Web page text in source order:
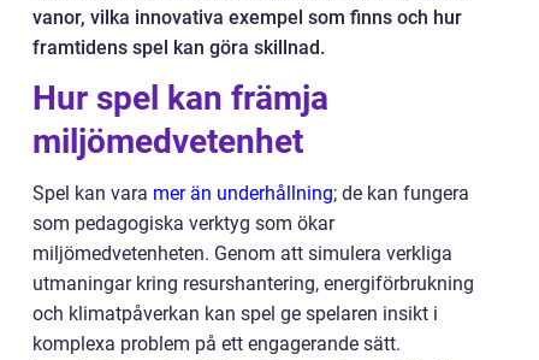
vanor, vilka innovativa exempel som finns och hur
framtidens spel kan göra skillnad.
Hur spel kan främja
miljömedvetenhet
Spel kan vara mer än underhållning; de kan fungera
som pedagogiska verktyg som ökar
miljömedvetenheten. Genom att simulera verkliga
utmaningar kring resurshantering, energiförbrukning
och klimatpåverkan kan spel ge spelaren insikt i
komplexa problem på ett engagerande sätt.